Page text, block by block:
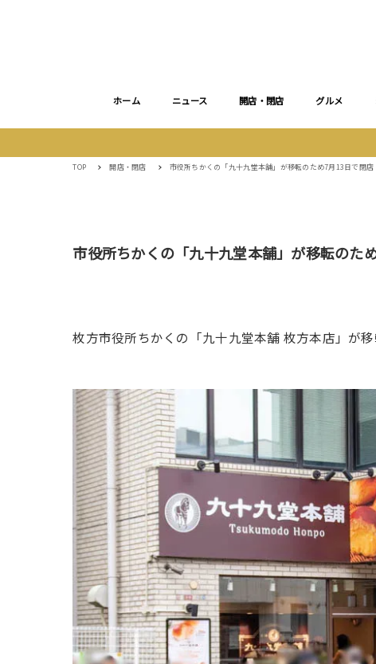
ホーム ニュース 開店・閉店 グルメ
TOP 開店・閉店 市役所ちかくの「九十九堂本舗」が移転のため7月13日で閉店
市役所ちかくの「九十九堂本舗」が移転のた
枚方市役所ちかくの「九十九堂本舗 枚方本店」が移